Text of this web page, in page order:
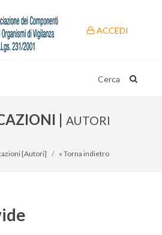
ACCEDI
Cerca
| AUTORI
[Autori] « Torna indietro